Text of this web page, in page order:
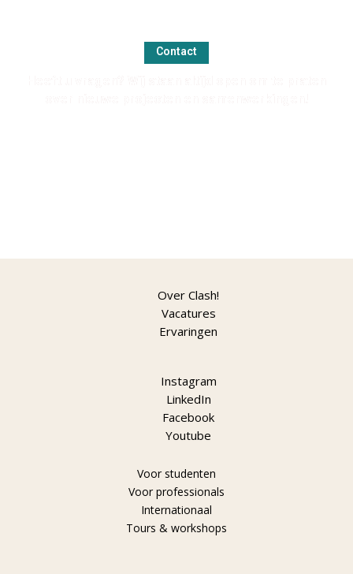
Contact
Over Clash!
Vacatures
Ervaringen
Instagram
LinkedIn
Facebook
Youtube
Voor studenten
Voor professionals
Internationaal
Tours & workshops